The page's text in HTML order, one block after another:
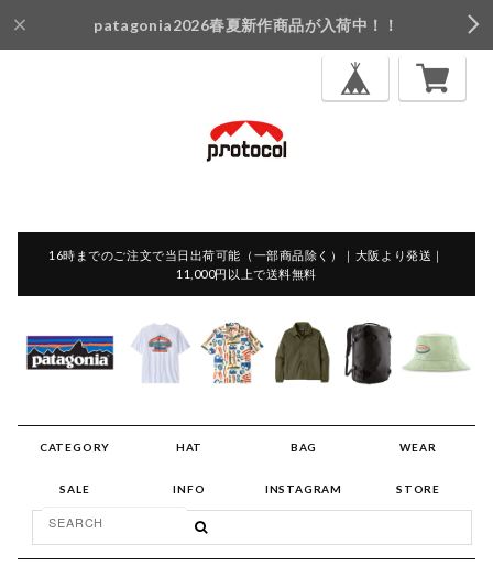
patagonia2026春夏新作商品が入荷中！！
16時までのご注文で当日出荷可能（一部商品除く）｜大阪より発送｜
11,000円以上で送料無料
CATEGORY HAT BAG WEAR
SALE INFO INSTAGRAM STORE